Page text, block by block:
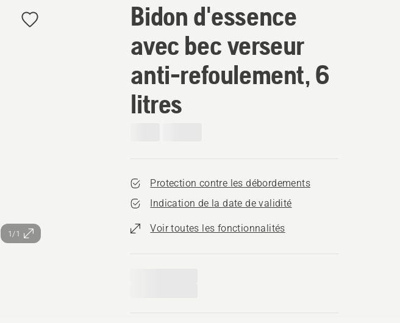
1/1
Bidon d'essence
avec bec verseur
anti-refoulement, 6
litres
Protection contre les débordements
Indication de la date de validité
Voir toutes les fonctionnalités